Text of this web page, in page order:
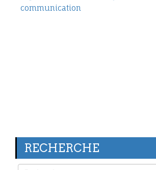
communication
RECHERCHE